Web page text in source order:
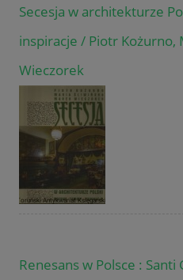
Secesja w architekturze
inspiracje / Piotr Kożurno,
Wieczorek
Renesans w Polsce :